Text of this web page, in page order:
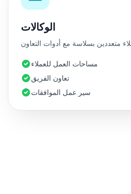
الوكالات
مساحات العمل للعملاء
تعاون الفريق
سير عمل الموافقات